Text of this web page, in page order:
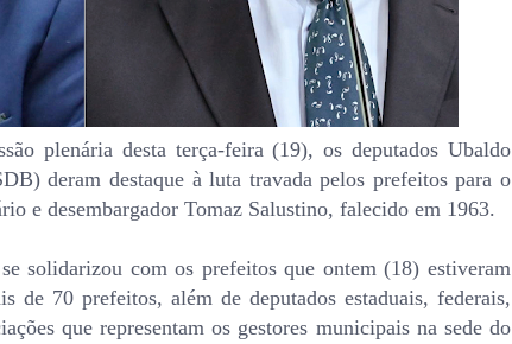
plenária desta terça-feira (19), os deputados Ubaldo
deram destaque à luta travada pelos prefeitos para o
e desembargador Tomaz Salustino, falecido em 1963.
solidarizou com os prefeitos que ontem (18) estiveram
de 70 prefeitos, além de deputados estaduais, federais,
que representam os gestores municipais na sede do